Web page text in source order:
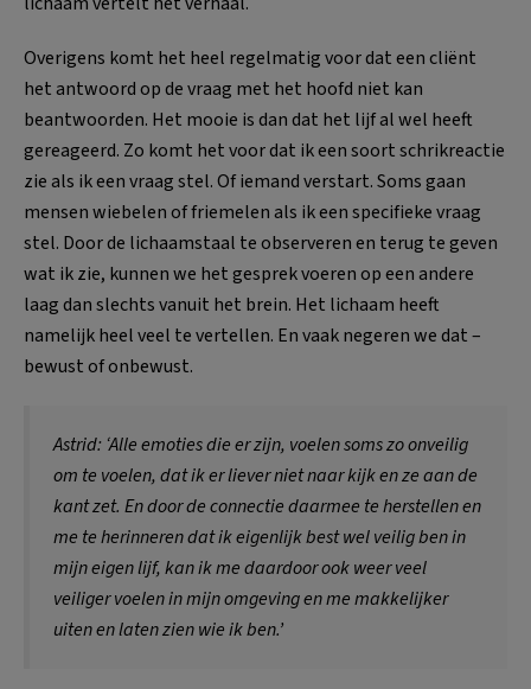
Overigens komt het heel regelmatig voor dat een cliënt
het antwoord op de vraag met het hoofd niet kan
beantwoorden. Het mooie is dan dat het lijf al wel heeft
gereageerd. Zo komt het voor dat ik een soort schrikreactie
zie als ik een vraag stel. Of iemand verstart. Soms gaan
mensen wiebelen of friemelen als ik een specifieke vraag
stel. Door de lichaamstaal te observeren en terug te geven
wat ik zie, kunnen we het gesprek voeren op een andere
laag dan slechts vanuit het brein. Het lichaam heeft
namelijk heel veel te vertellen. En vaak negeren we dat –
bewust of onbewust.
Astrid: ‘Alle emoties die er zijn, voelen soms zo onveilig
om te voelen, dat ik er liever niet naar kijk en ze aan de
kant zet. En door de connectie daarmee te herstellen en
me te herinneren dat ik eigenlijk best wel veilig ben in
mijn eigen lijf, kan ik me daardoor ook weer veel
veiliger voelen in mijn omgeving en me makkelijker
uiten en laten zien wie ik ben.’